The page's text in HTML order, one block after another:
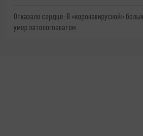
Отказало сердце: В «коронавирусной»
умер патологоанатом